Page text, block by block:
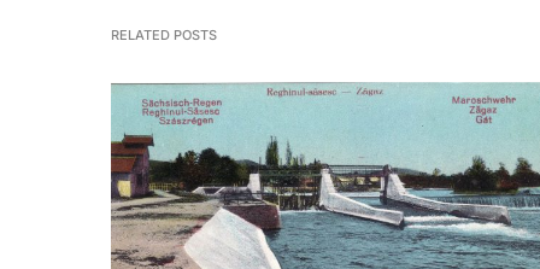
RELATED POSTS